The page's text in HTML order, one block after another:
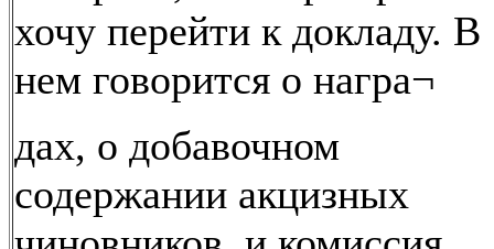
хочу перейти к докладу. В
нем говорится о награ¬
дах, о добавочном
содержании акцизных